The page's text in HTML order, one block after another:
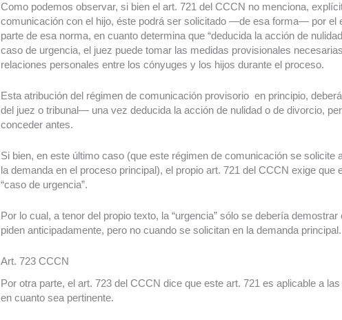
Como podemos observar, si bien el art. 721 del CCCN no menciona,
comunicación con el hijo, éste podrá ser solicitado —de esa forma— por el
parte de esa norma, en cuanto determina que “deducida la acción de
caso de urgencia, el juez puede tomar las medidas provisionales
relaciones personales entre los cónyuges y los hijos durante el proceso.
Esta atribución del régimen de comunicación provisorio en principio,
del juez o tribunal— una vez deducida la acción de nulidad o de divorcio,
conceder antes.
Si bien, en este último caso (que este régimen de comunicación se solicite
la demanda en el proceso principal), el propio art. 721 del CCCN exige que
“caso de urgencia”.
Por lo cual, a tenor del propio texto, la “urgencia” sólo se debería
piden anticipadamente, pero no cuando se solicitan en la demanda principal.
Art. 723 CCCN
Por otra parte, el art. 723 del CCCN dice que este art. 721 es aplicable a
en cuanto sea pertinente.